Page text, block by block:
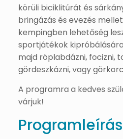
körüli biciklitúrát és
bringázás és evezés
kempingben lehetőség
sportjátékok
majd röplabdázni, focizni,
gördeszkázni, vagy
A programra a kedves
várjuk!